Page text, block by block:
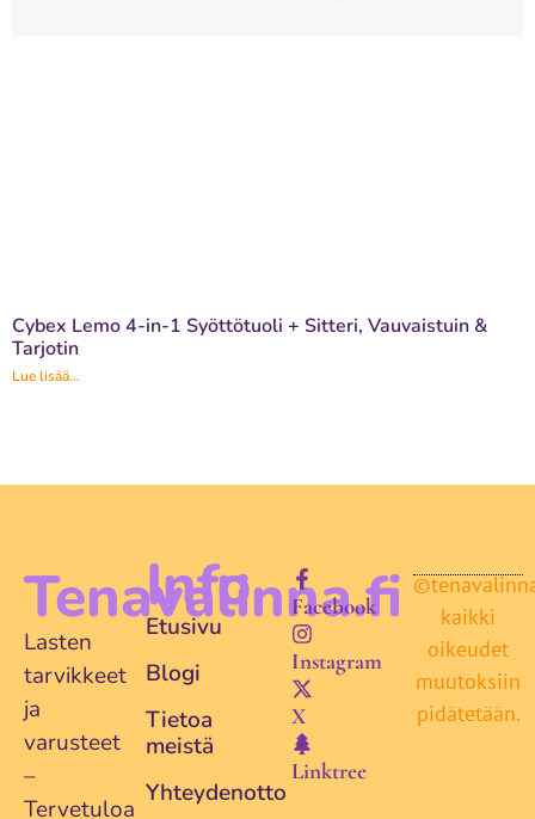
Cybex Lemo 4-in-1 Syöttötuoli + Sitteri, Vauvaistuin &
Tarjotin
Lue lisää...
Tenavalinna.fi
Lasten
tarvikkeet
ja
varusteet
–
Tervetuloa
Info
Etusivu
Blogi
Tietoa
meistä
Yhteydenotto
Facebook
Instagram
X
Linktree
kaikki
oikeudet
muutoksiin
pidätetään.